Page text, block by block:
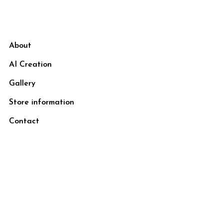
About
AI Creation
Gallery
Store information
Contact